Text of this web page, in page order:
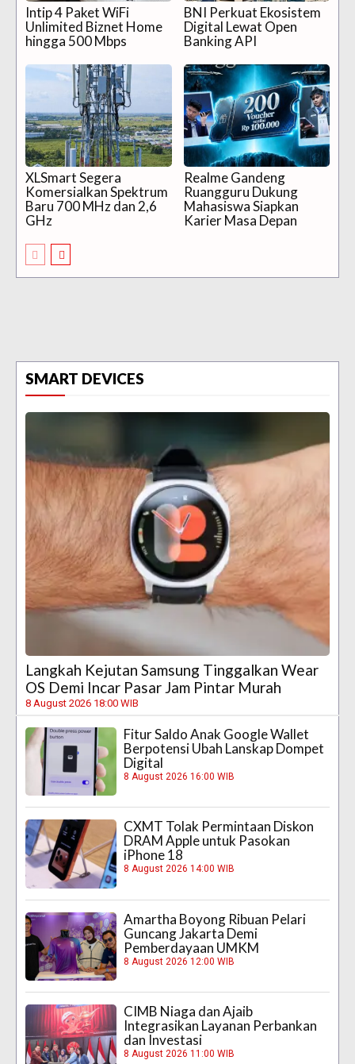
Intip 4 Paket WiFi
Unlimited Biznet Home
hingga 500 Mbps
BNI Perkuat Ekosistem
Digital Lewat Open
Banking API
XLSmart Segera
Komersialkan Spektrum
Baru 700 MHz dan 2,6
GHz
Realme Gandeng
Ruangguru Dukung
Mahasiswa Siapkan
Karier Masa Depan
SMART DEVICES
Langkah Kejutan Samsung Tinggalkan Wear
OS Demi Incar Pasar Jam Pintar Murah
8 August 2026 18:00 WIB
Fitur Saldo Anak Google Wallet
Berpotensi Ubah Lanskap Dompet
Digital
8 August 2026 16:00 WIB
CXMT Tolak Permintaan Diskon
DRAM Apple untuk Pasokan
iPhone 18
8 August 2026 14:00 WIB
Amartha Boyong Ribuan Pelari
Guncang Jakarta Demi
Pemberdayaan UMKM
8 August 2026 12:00 WIB
CIMB Niaga dan Ajaib
Integrasikan Layanan Perbankan
dan Investasi
8 August 2026 11:00 WIB